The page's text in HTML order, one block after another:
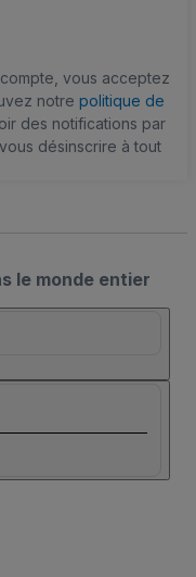
vous acceptez
notre politique de
des notifications par
désinscrire à tout
le monde entier